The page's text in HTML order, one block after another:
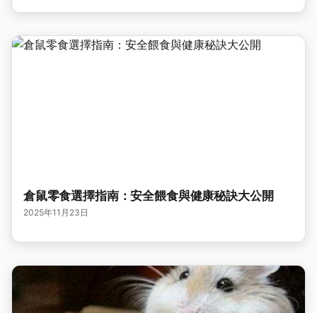
倉鼠零食選擇指南：安全餵食與健康秘訣大公開
2025年11月23日